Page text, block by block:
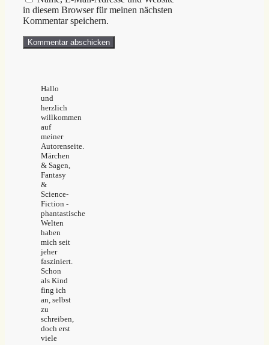
in diesem Browser für meinen nächsten
Kommentar speichern.
Hallo
und
herzlich
willkommen
auf
meiner
Autorenseite.
Märchen
& Sagen,
Fantasy
&
Science-
Fiction -
phantastische
Welten
haben
mich seit
jeher
fasziniert.
Schon
als Kind
fing ich
an, selbst
zu
schreiben,
doch erst
viele